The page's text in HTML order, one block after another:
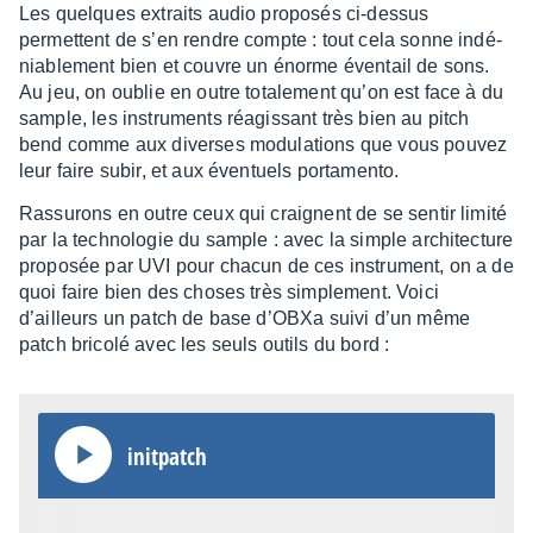
bbXD­five
Les quelques extraits audio propo­sés ci-dessus
permettent de s’en rendre compte : tout cela sonne indé­
nia­ble­ment bien et couvre un énorme éven­tail de sons.
Au jeu, on oublie en outre tota­le­ment qu’on est face à du
sample, les instru­ments réagis­sant très bien au pitch
bend comme aux diverses modu­la­tions que vous pouvez
leur faire subir, et aux éven­tuels porta­mento.
Rassu­rons en outre ceux qui craignent de se sentir limité
par la tech­no­lo­gie du sample : avec la simple archi­tec­ture
propo­sée par UVI pour chacun de ces instru­ment, on a de
quoi faire bien des choses très simple­ment. Voici
d’ailleurs un patch de base d’OBXa suivi d’un même
patch bricolé avec les seuls outils du bord :
init­patch